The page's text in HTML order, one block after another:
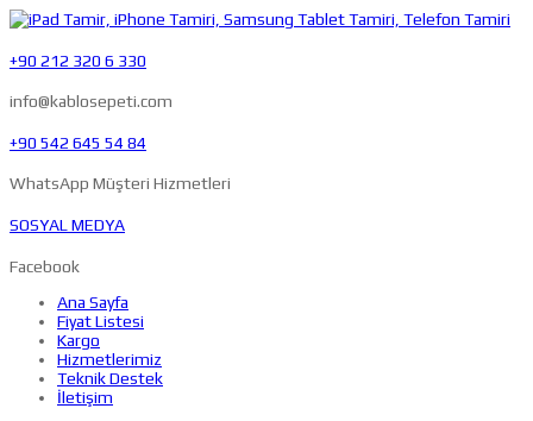
+90 212 320 6 330
info@kablosepeti.com
+90 542 645 54 84
WhatsApp Müşteri Hizmetleri
SOSYAL MEDYA
Facebook
Ana Sayfa
Fiyat Listesi
Kargo
Hizmetlerimiz
Teknik Destek
İletişim